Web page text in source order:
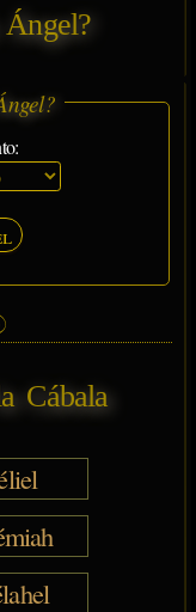
Cábala